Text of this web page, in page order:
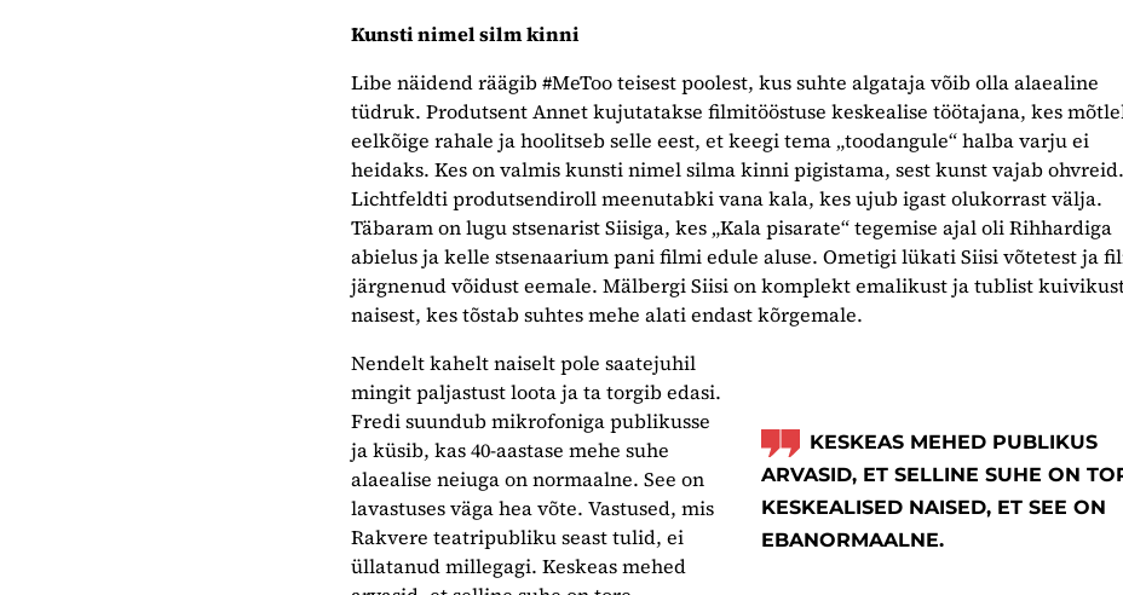
Kunsti nimel silm kinni
Libe näidend räägib #MeToo teisest poolest, kus suhte algataja võib olla alaealine
tüdruk. Produtsent Annet kujutatakse filmitööstuse keskealise töötajana, kes
eelkõige rahale ja hoolitseb selle eest, et keegi tema „toodangule“ halba varju ei
heidaks. Kes on valmis kunsti nimel silma kinni pigistama, sest kunst vajab
Lichtfeldti produtsendiroll meenutabki vana kala, kes ujub igast olukorrast välja.
Täbaram on lugu stsenarist Siisiga, kes „Kala pisarate“ tegemise ajal oli Rihhardiga
abielus ja kelle stsenaarium pani filmi edule aluse. Ometigi lükati Siisi võtetest ja
järgnenud võidust eemale. Mälbergi Siisi on komplekt emalikust ja tublist
naisest, kes tõstab suhtes mehe alati endast kõrgemale.
KESKEAS MEHED PUBLIKUS
ARVASID, ET SELLINE SUHE ON
KESKEALISED NAISED, ET SEE ON
EBANORMAALNE.
Nendelt kahelt naiselt pole saatejuhil
mingit paljastust loota ja ta torgib edasi.
Fredi suundub mikrofoniga publikusse
ja küsib, kas 40-aastase mehe suhe
alaealise neiuga on normaalne. See on
lavastuses väga hea võte. Vastused, mis
Rakvere teatripubliku seast tulid, ei
üllatanud millegagi. Keskeas mehed